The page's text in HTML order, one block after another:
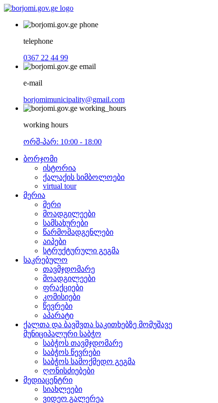
telephone
0367 22 44 99
e-mail
borjomimunicipality@gmail.com
working hours
ორშ-პარ: 10:00 - 18:00
ბორჯომი
ისტორია
ქალაქის სიმბოლოები
virtual tour
მერია
მერი
მოადგილეები
სამსახურები
წარმომადგენლები
აიპები
სტრუქტურული გეგმა
საკრებულო
თავმჯდომარე
მოადგილეები
ფრაქციები
კომისიები
წევრები
აპარატი
ქალთა და ბავშვთა საკითხებზე მომუშავე
მუნიციპალური საბჭო
საბჭოს თავმჯდომარე
საბჭოს წევრები
საბჭოს სამოქმედო გეგმა
ღონისძიებები
მედიაცენტრი
სიახლეები
ვიდეო გალერეა